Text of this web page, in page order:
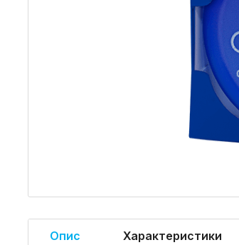
Опис Характеристики